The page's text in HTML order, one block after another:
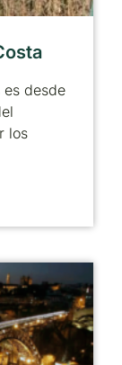
es desde
los